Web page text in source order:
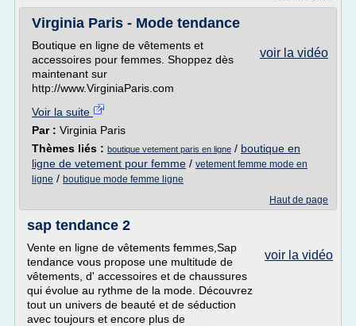
Virginia Paris - Mode tendance
voir la vidéo
Boutique en ligne de vêtements et
accessoires pour femmes. Shoppez dès
maintenant sur
http://www.VirginiaParis.com
Voir la suite
Par : Virginia Paris
Thèmes liés : boutique vetement paris en ligne / boutique en
ligne de vetement pour femme / vetement femme mode en
ligne / boutique mode femme ligne
Haut de page
sap tendance 2
voir la vidéo
Vente en ligne de vêtements femmes,Sap
tendance vous propose une multitude de
vêtements, d' accessoires et de chaussures
qui évolue au rythme de la mode. Découvrez
tout un univers de beauté et de séduction
avec toujours et encore plus de